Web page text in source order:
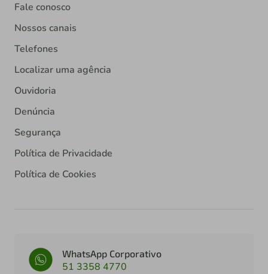
Fale conosco
Nossos canais
Telefones
Localizar uma agência
Ouvidoria
Denúncia
Segurança
Política de Privacidade
Política de Cookies
WhatsApp Corporativo
51 3358 4770